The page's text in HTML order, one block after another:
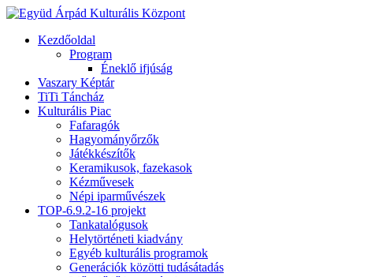
Kezdőoldal
Program
Éneklő ifjúság
Vaszary Képtár
TiTi Táncház
Kulturális Piac
Fafaragók
Hagyományőrzők
Játékkészítők
Keramikusok, fazekasok
Kézművesek
Népi iparművészek
TOP-6.9.2-16 projekt
Tankatalógusok
Helytörténeti kiadvány
Egyéb kulturális programok
Generációk közötti tudásátadás